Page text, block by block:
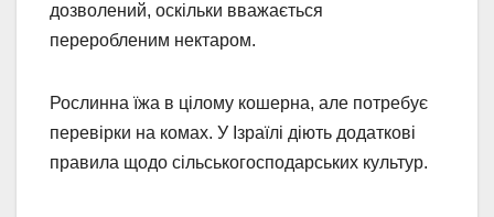
дозволений, оскільки вважається
переробленим нектаром.
Рослинна їжа в цілому кошерна, але потребує
перевірки на комах. У Ізраїлі діють додаткові
правила щодо сільськогосподарських культур.